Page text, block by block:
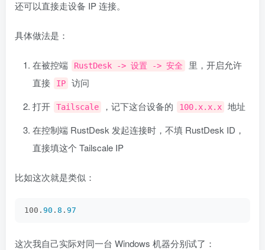
还可以直接走设备 IP 连接。
具体做法是：
在被控端 RustDesk -> 设置 -> 安全
里，开启允许
直接
IP
访问
打开
Tailscale ，记下这台设备的 100.x.x.x
地址
在控制端 RustDesk 发起连接时，不填 RustDesk ID，
直接填这个 Tailscale IP
比如这次就是类似：
100. 90 . 8 . 97
这次我自己实际对同一台 Windows 机器分别试了：